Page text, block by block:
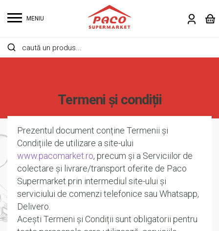
MENIU
Termeni și condiții
Prezentul document conține Termenii și
Condițiile de utilizare a site-ului
www.pacomarket.ro, precum și a Serviciilor de
colectare și livrare/transport oferite de Paco
Supermarket prin intermediul site-ului și
serviciului de comenzi telefonice sau Whatsapp,
Delivero.
Acești Termeni și Condiții sunt obligatorii pentru